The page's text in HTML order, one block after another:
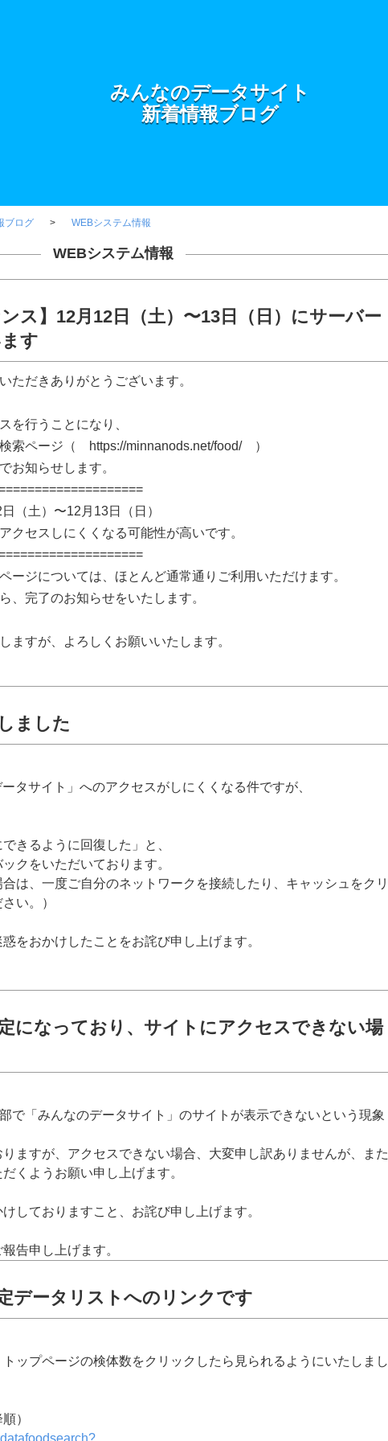
みんなのデータサイト
新着情報ブログ
ブログ WEBシステム情報
WEBシステム情報
ス】12月12日（土）〜13日（日）にサーバー
す
ただきありがとうございます。
を行うことになり、
索ページ（ https://minnanods.net/food/ ）
お知らせします。
（土）〜12月13日（日）
クセスしにくくなる可能性が高いです。
ージについては、ほとんど通常通りご利用いただけます。
、完了のお知らせをいたします。
ますが、よろしくお願いいたします。
ました
タサイト」へのアクセスがしにくくなる件ですが、
きるように回復した」と、
クをいただいております。
合は、一度ご自分のネットワークを接続したり、キャッシュをクリ
い。）
をおかけしたことをお詫び申し上げます。
になっており、サイトにアクセスできない場
で「みんなのデータサイト」のサイトが表示できないという現象
ますが、アクセスできない場合、大変申し訳ありませんが、また
くようお願い申し上げます。
しておりますこと、お詫び申し上げます。
告申し上げます。
データリストへのリンクです
ップページの検体数をクリックしたら見られるようにいたしまし
）